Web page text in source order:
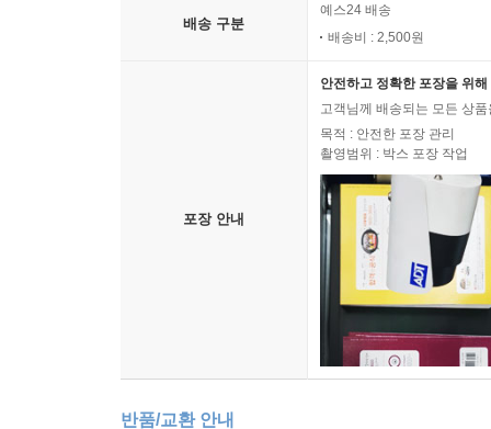
배송 구분
예스24 배송
배송비 : 2,500원
포장 안내
안전하고 정확한 포장을 위
고객님께 배송되는 모든 상
목적 : 안전한 포장 관리
촬영범위 : 박스 포장 작업
반품/교환 안내